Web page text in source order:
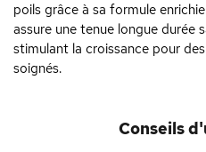
poils grâce à sa formule
assure une tenue longue
stimulant la croissance pour
soignés.
Conseils